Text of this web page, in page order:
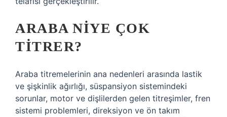
ARABA NIYE ÇOK
TITRER?
Araba titremelerinin ana nedenleri arasında lastik
ve şişkinlik ağırlığı, süspansiyon sistemindeki
sorunlar, motor ve dişlilerden gelen titreşimler, fren
sistemi problemleri, direksiyon ve ön takım